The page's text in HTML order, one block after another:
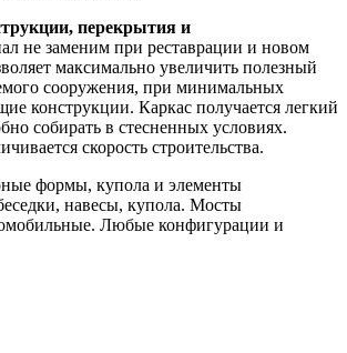
перекрытия и
не заменим при реставрации и новом
максимально увеличить полезный
сооружения, при минимальных
конструкции. Каркас получается легкий
собирать в стесненных условиях.
скорость строительства.
формы, купола и элементы
навесы, купола. Мосты
Любые конфигурации и